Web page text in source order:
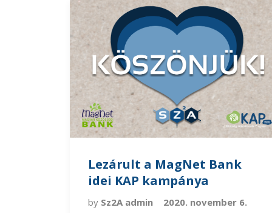
Lezárult a MagNet Bank
idei KAP kampánya
by Sz2A admin
2020. november 6.